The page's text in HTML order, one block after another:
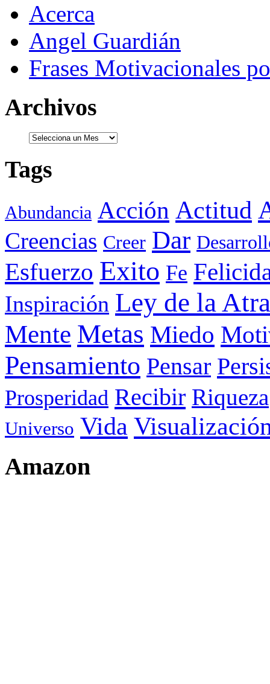
Acerca
Angel Guardián
Frases Motivacionales
Archivos
Tags
Abundancia Acción Actitud
Creencias Creer Dar
Esfuerzo Exito Fe
Inspiración Ley de la
Mente Metas Miedo
Pensamiento Pensar
Prosperidad Recibir Riqueza
Universo Vida
Amazon